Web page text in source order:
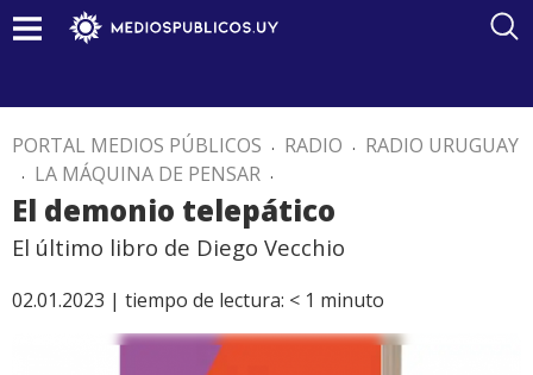
PORTAL MEDIOS PÚBLICOS . RADIO . RADIO URUGUAY
. LA MÁQUINA DE PENSAR .
El demonio telepático
El último libro de Diego Vecchio
02.01.2023 | tiempo de lectura: < 1 minuto